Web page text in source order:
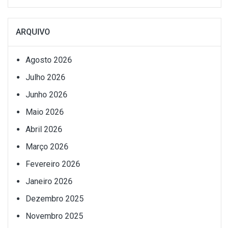
ARQUIVO
Agosto 2026
Julho 2026
Junho 2026
Maio 2026
Abril 2026
Março 2026
Fevereiro 2026
Janeiro 2026
Dezembro 2025
Novembro 2025